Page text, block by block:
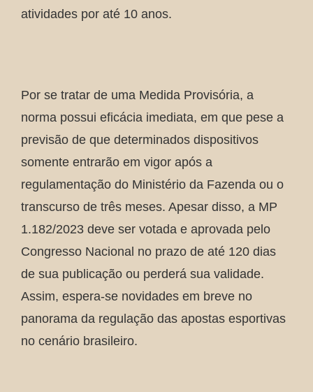
atividades por até 10 anos.
Por se tratar de uma Medida Provisória, a
norma possui eficácia imediata, em que pese a
previsão de que determinados dispositivos
somente entrarão em vigor após a
regulamentação do Ministério da Fazenda ou o
transcurso de três meses. Apesar disso, a MP
1.182/2023 deve ser votada e aprovada pelo
Congresso Nacional no prazo de até 120 dias
de sua publicação ou perderá sua validade.
Assim, espera-se novidades em breve no
panorama da regulação das apostas esportivas
no cenário brasileiro.